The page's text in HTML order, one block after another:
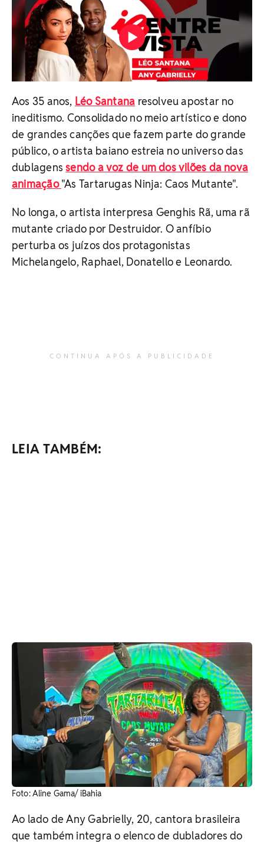
Aos 35 anos, Léo Santana resolveu apostar no
ineditismo. Consolidado no meio artístico e dono
de grandes canções que fazem parte do grande
público, o artista baiano estreia no universo das
dublagenssendo a voz de um dos vilões da nova
animação"As Tartarugas Ninja: Caos Mutante".
No longa, o artista interpresa Genghis Rã, uma rã
mutante criado por Destruidor. O anfíbio
perturba os juízos dos protagonistas
Michelangelo, Raphael, Donatello e Leonardo.
CONTINUA APÓS A PUBLICIDADE
LEIA TAMBÉM:
Foto: Aline Gama/ iBahia
Ao lado de Any Gabrielly, 20, cantora brasileira
que também integra o elenco de dubladores do